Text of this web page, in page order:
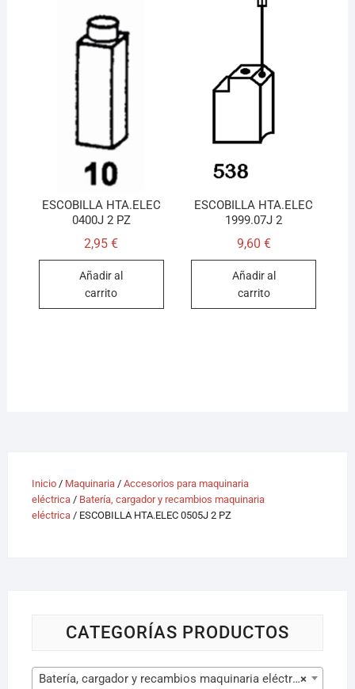
ESCOBILLA HTA.ELEC
0400J 2 PZ
2,95€
Añadir al
carrito
ESCOBILLA HTA.ELEC
1999.07J 2
9,60 €
Añadir al
carrito
Inicio/ Maquinaria/ Accesorios para maquinaria
eléctrica/ Batería, cargador y recambios maquinaria
eléctrica/ ESCOBILLA HTA.ELEC 0505J 2 PZ
CATEGORÍAS PRODUCTOS
×
Batería, cargador y recambios maquinaria eléctrica (105)